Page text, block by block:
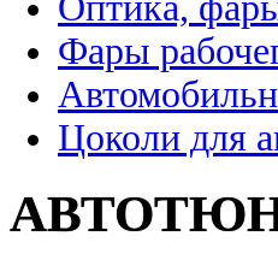
Фары
Цоколи для